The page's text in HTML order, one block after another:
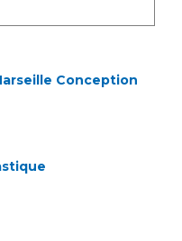
des soins
Conception